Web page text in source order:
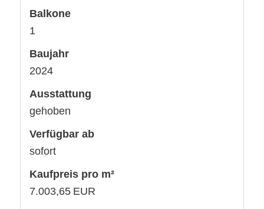
Balkone
1
Baujahr
2024
Ausstattung
gehoben
Verfügbar ab
sofort
Kaufpreis pro m²
7.003,65 EUR